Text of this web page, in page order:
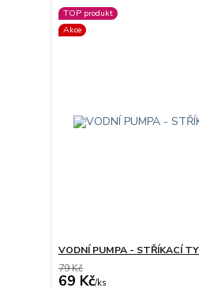
TOP produkt
Akce
VODNÍ PUMPA - STŘÍKACÍ
79 Kč
69 Kč/ks